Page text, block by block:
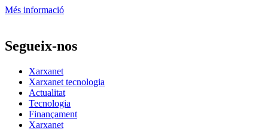
Més informació
Segueix-nos
Xarxanet
Xarxanet tecnologia
Actualitat
Tecnologia
Finançament
Xarxanet